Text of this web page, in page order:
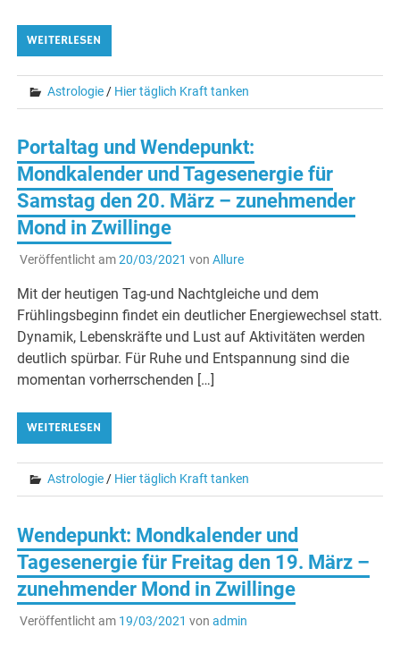
WEITERLESEN
Astrologie / Hier täglich Kraft tanken
Portaltag und Wendepunkt:
Mondkalender und Tagesenergie für
Samstag den 20. März – zunehmender
Mond in Zwillinge
Veröffentlicht am20/03/2021 von Allure
Mit der heutigen Tag-und Nachtgleiche und dem
Frühlingsbeginn findet ein deutlicher Energiewechsel statt.
Dynamik, Lebenskräfte und Lust auf Aktivitäten werden
deutlich spürbar. Für Ruhe und Entspannung sind die
momentan vorherrschenden […]
WEITERLESEN
Astrologie/ Hier täglich Kraft tanken
Wendepunkt: Mondkalender und
Tagesenergie für Freitag den 19. März –
zunehmender Mond in Zwillinge
Veröffentlicht am 19/03/2021 von admin